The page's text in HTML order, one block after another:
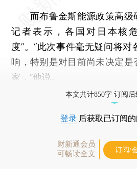
而布鲁金斯能源政策高级
记者表示，各国对日本核
度”。“此次事件毫无疑问将
响，特别是对目前尚未决定是
家，”他说。
本文共计850字 订阅
登录 后获取已订阅
财新通会员
可畅读全文
订阅/